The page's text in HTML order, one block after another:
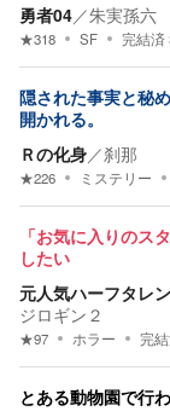
勇者04／朱実孫六
★318 SF 完結済
隠された事実と秘
開かれる。
Ｒの化身／刹那
★226 ミステリー
「お気に入りのス
したい
元人気ハーフタレ
ジロギン２
★97 ホラー 完
とある動物園で行